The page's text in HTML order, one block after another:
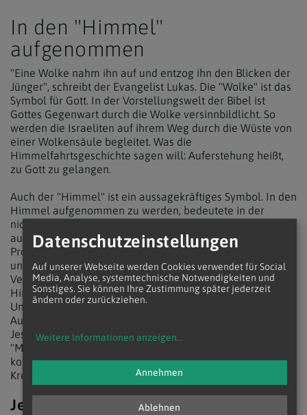
In den "Himmel"
aufgenommen
"Eine Wolke nahm ihn auf und entzog ihn den Blicken der
Jünger", schreibt der Evangelist Lukas. Die "Wolke" ist das
Symbol für Gott. In der Vorstellungswelt der Bibel ist
Gottes Gegenwart durch die Wolke versinnbildlicht. So
werden die Israeliten auf ihrem Weg durch die Wüste von
einer Wolkensäule begleitet. Was die
Himmelfahrtsgeschichte sagen will: Auferstehung heißt,
zu Gott zu gelangen.
Auch der "Himmel" ist ein aussagekräftiges Symbol. In den
Himmel aufgenommen zu werden, bedeutete in der
nichtchristlichen Antike, unsterblich zu sein. Zwar wurden
auch biblische Personen in den Himmel entrückt, etwa der
Prophet Elija, aber die Entrückung von römischen Helden
und Herrschern war gleichbedeutend mit deren
Vergöttlichung. In der Apostelgeschichte steht die
Himmelfahrt dagegen nicht für Vergöttlichung oder
Unsterblichkeit sondern eben für die Erhöhung zu Gott.
Auferstehung heißt, zu Gott gelangen. Doch erhöht wird
Jesus nicht durch die Himmelfahrt allein, das ganze
"Mysterium" von Tod und Auferstehung ist Erhöhung. So
konnter der Evangelist Johannes konnte schon in der
Kreuzigung ein Symbol für die Erhöhung sehen.
Jesus der Weltenherrscher
Datenschutzeinstellungen
Auf unserer Webseite werden Cookies verwendet für Social
Media, Analyse, systemtechnische Notwendigkeiten und
Sonstiges. Sie können Ihre Zustimmung später jederzeit
ändern oder zurückziehen.
Weitere Informationen anzeigen...
Ablehnen
Annehmen